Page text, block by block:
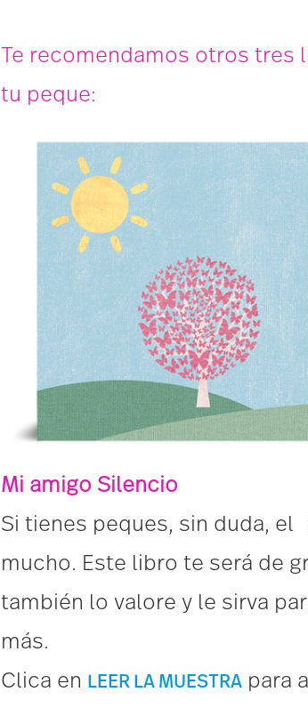
Te recomendamos otros tres
tu peque:
Mi amigo Silencio
Si tienes peques, sin duda,
mucho. Este libro te será de
también lo valore y le sirva
más.
Clica en LEER LAMUESTRA para